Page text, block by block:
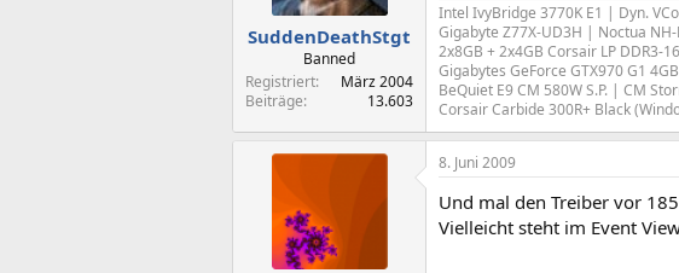
SuddenDeathStgt
Banned
Registriert
März 2004
Beiträge
13.603
Intel IvyBridge 3770K E1 | Dyn.
Gigabyte Z77X-UD3H | Noctua
2x8GB + 2x4GB Corsair LP DDR3-
Gigabytes GeForce GTX970 G1
BeQuiet E9 CM 580W S.P. | CM
Corsair Carbide 300R+ Black
8. Juni 2009
Und mal den Treiber vor
Vielleicht steht im Event